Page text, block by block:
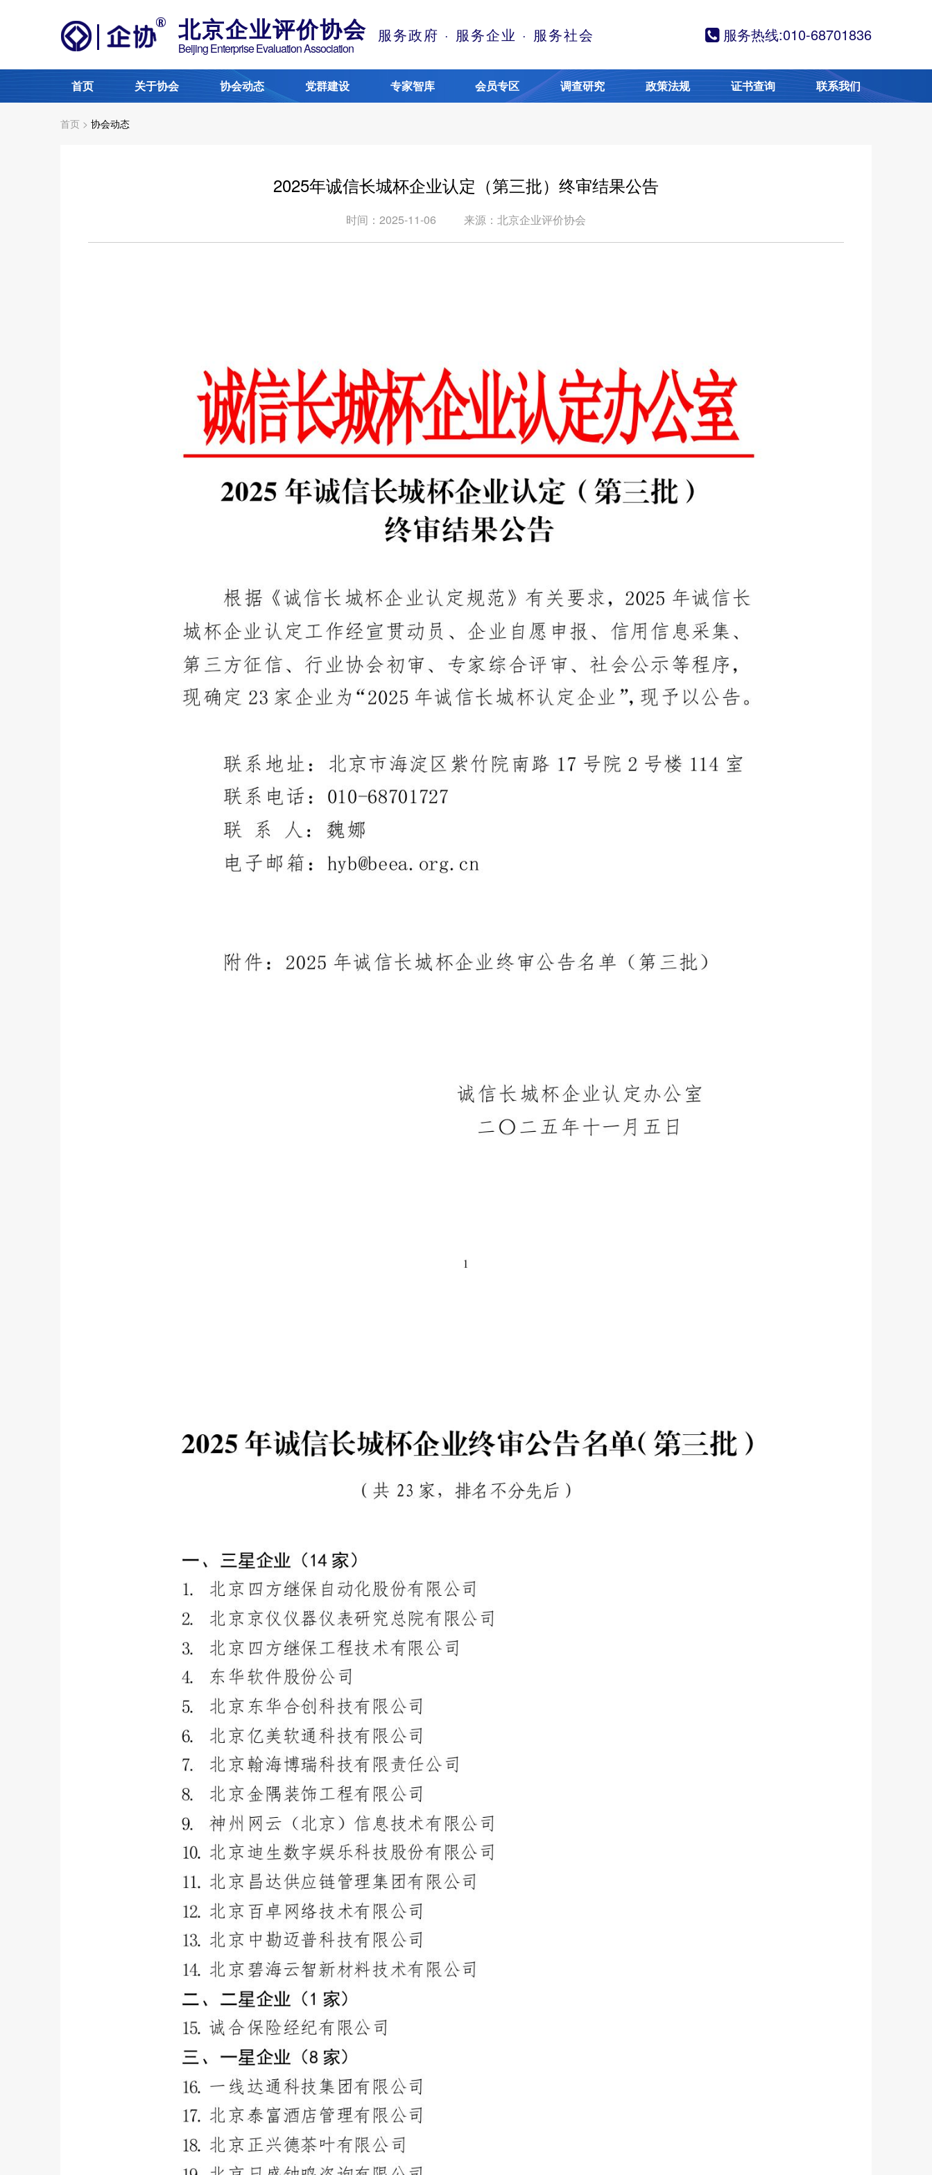
北京企业评价协会
Beijing Enterprise Evaluation Association
服务政府 · 服务企业 · 服务社会 服务热线:010-68701836
首页 关于协会 协会动态 党群建设 专家智库 会员专区 调查研究 政策法规 证书查询 联系我们
首页 > 协会动态
2025年诚信长城杯企业认定（第三批）终审结果公告
时间：2025-11-06 来源：北京企业评价协会